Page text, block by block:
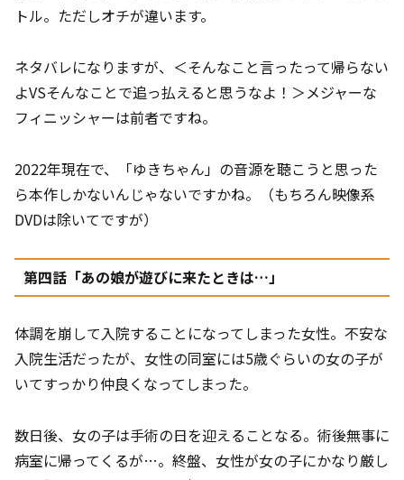
トル。ただしオチが違います。
ネタバレになりますが、＜そんなこと言ったって帰らない
よVSそんなことで追っ払えると思うなよ！＞メジャーな
フィニッシャーは前者ですね。
2022年現在で、「ゆきちゃん」の音源を聴こうと思った
ら本作しかないんじゃないですかね。（もちろん映像系
DVDは除いてですが）
第四話「あの娘が遊びに来たときは…」
体調を崩して入院することになってしまった女性。不安な
入院生活だったが、女性の同室には5歳ぐらいの女の子が
いてすっかり仲良くなってしまった。
数日後、女の子は手術の日を迎えることなる。術後無事に
病室に帰ってくるが…。終盤、女性が女の子にかなり厳し